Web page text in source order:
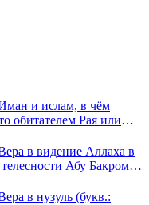
и ислам, в чём
обитателем Рая или
в видение Аллаха в
Абу Бакром
слова, дела и
в нузуль (букв.: